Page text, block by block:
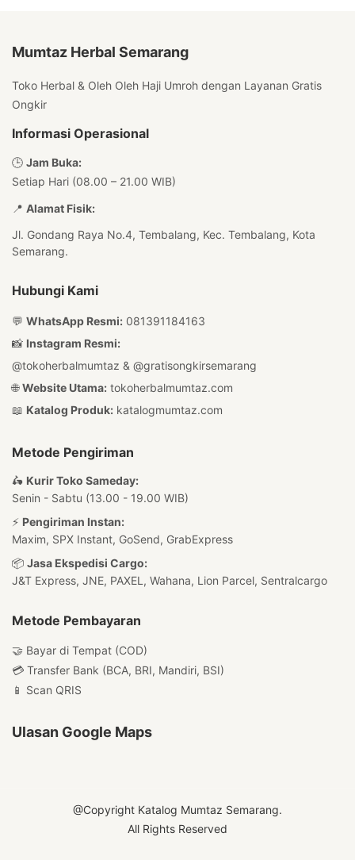
Mumtaz Herbal Semarang
Toko Herbal & Oleh Oleh Haji Umroh dengan Layanan Gratis
Ongkir
Informasi Operasional
🕒 Jam Buka:
Setiap Hari (08.00 – 21.00 WIB)
📍 Alamat Fisik:
Jl. Gondang Raya No.4, Tembalang, Kec. Tembalang, Kota
Semarang.
Hubungi Kami
💬 WhatsApp Resmi: 081391184163
📸 Instagram Resmi:
@tokoherbalmumtaz & @gratisongkirsemarang
🌐Website Utama: tokoherbalmumtaz.com
📖 Katalog Produk: katalogmumtaz.com
Metode Pengiriman
🛵 Kurir Toko Sameday:
Senin - Sabtu (13.00 - 19.00 WIB)
⚡ Pengiriman Instan:
Maxim, SPX Instant, GoSend, GrabExpress
📦 Jasa Ekspedisi Cargo:
J&T Express, JNE, PAXEL, Wahana, Lion Parcel, Sentralcargo
Metode Pembayaran
🤝 Bayar di Tempat (COD)
💳 Transfer Bank (BCA, BRI, Mandiri, BSI)
📱 Scan QRIS
Ulasan Google Maps
@Copyright Katalog Mumtaz Semarang.
All Rights Reserved